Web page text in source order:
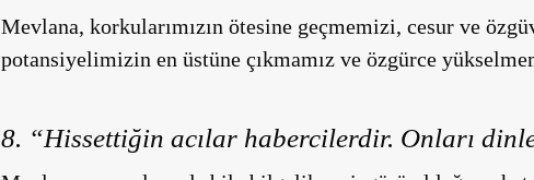
Mevlana, korkularımızın ötesine geçmemizi, cesur ve
potansiyelimizin en üstüne çıkmamız ve özgürce
8. “Hissettiğin acılar habercilerdir. Onları